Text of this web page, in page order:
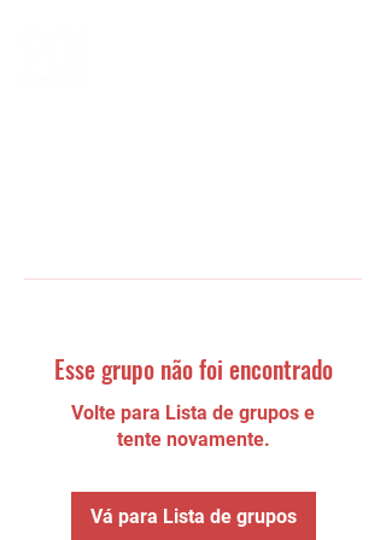
Esse grupo não foi encontrado
Volte para Lista de grupos e
tente novamente.
Vá para Lista de grupos